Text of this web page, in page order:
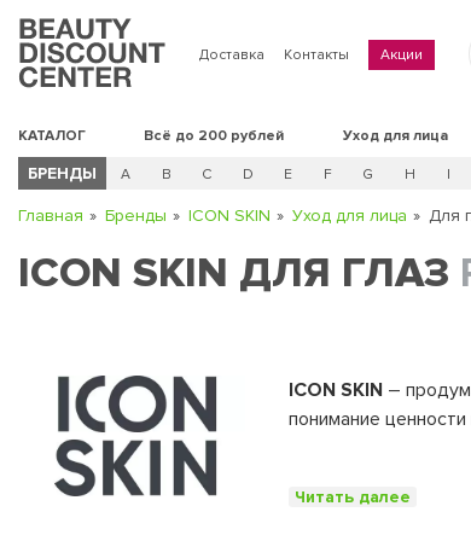
Доставка Контакты Акции
КАТАЛОГ Всё до 200 рублей Уход для лица
БРЕНДЫ A B C D E F G H I
Главная Бренды ICON SKIN Уход для лица Для
ICON SKIN ДЛЯ ГЛАЗ
ICON SKIN –
понимание
Каждая из 7
Читать далее